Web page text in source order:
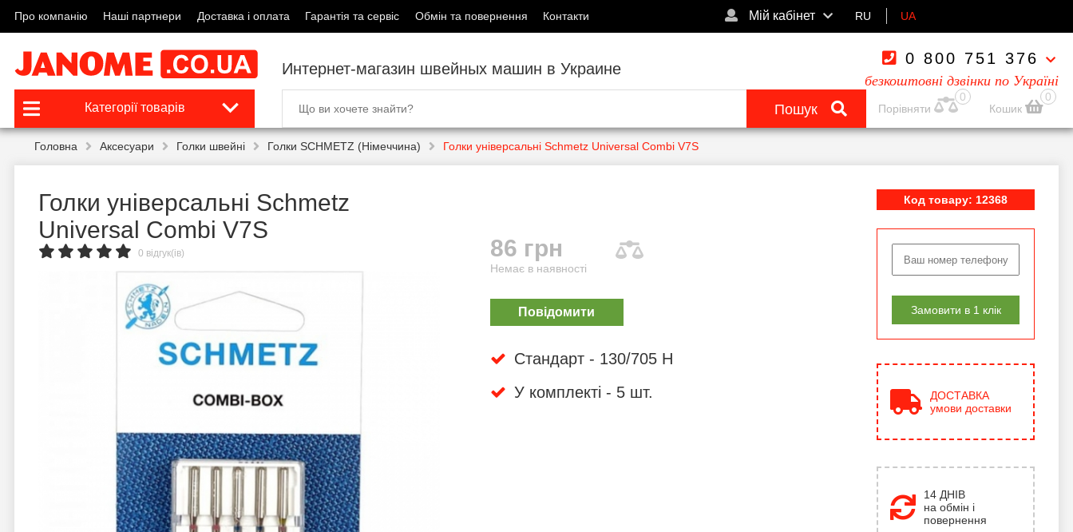
Про компанію Наші партнери Доставка і оплата Гарантія та сервіс Обмін та повернення Контакти Мій кабінет RU UA
Интернет-магазин швейных машин в Украине
0 800 751 376
безкоштовні дзвінки по Україні
Категорії товарів Пошук
0
Порівняти
0
Кошик
Головна Аксесуари Голки швейні Голки SCHMETZ (Німеччина) Голки універсальні Schmetz Universal Combi V7S
Голки універсальні Schmetz
Universal Combi V7S
0 відгук(ів) 86 грн
Немає в наявності
Повідомити
Стандарт - 130/705 H
У комплекті - 5 шт.
Код товару: 12368
Замовити в 1 клік
ДОСТАВКА
умови доставки
14 ДНІВ
на обмін і
повернення